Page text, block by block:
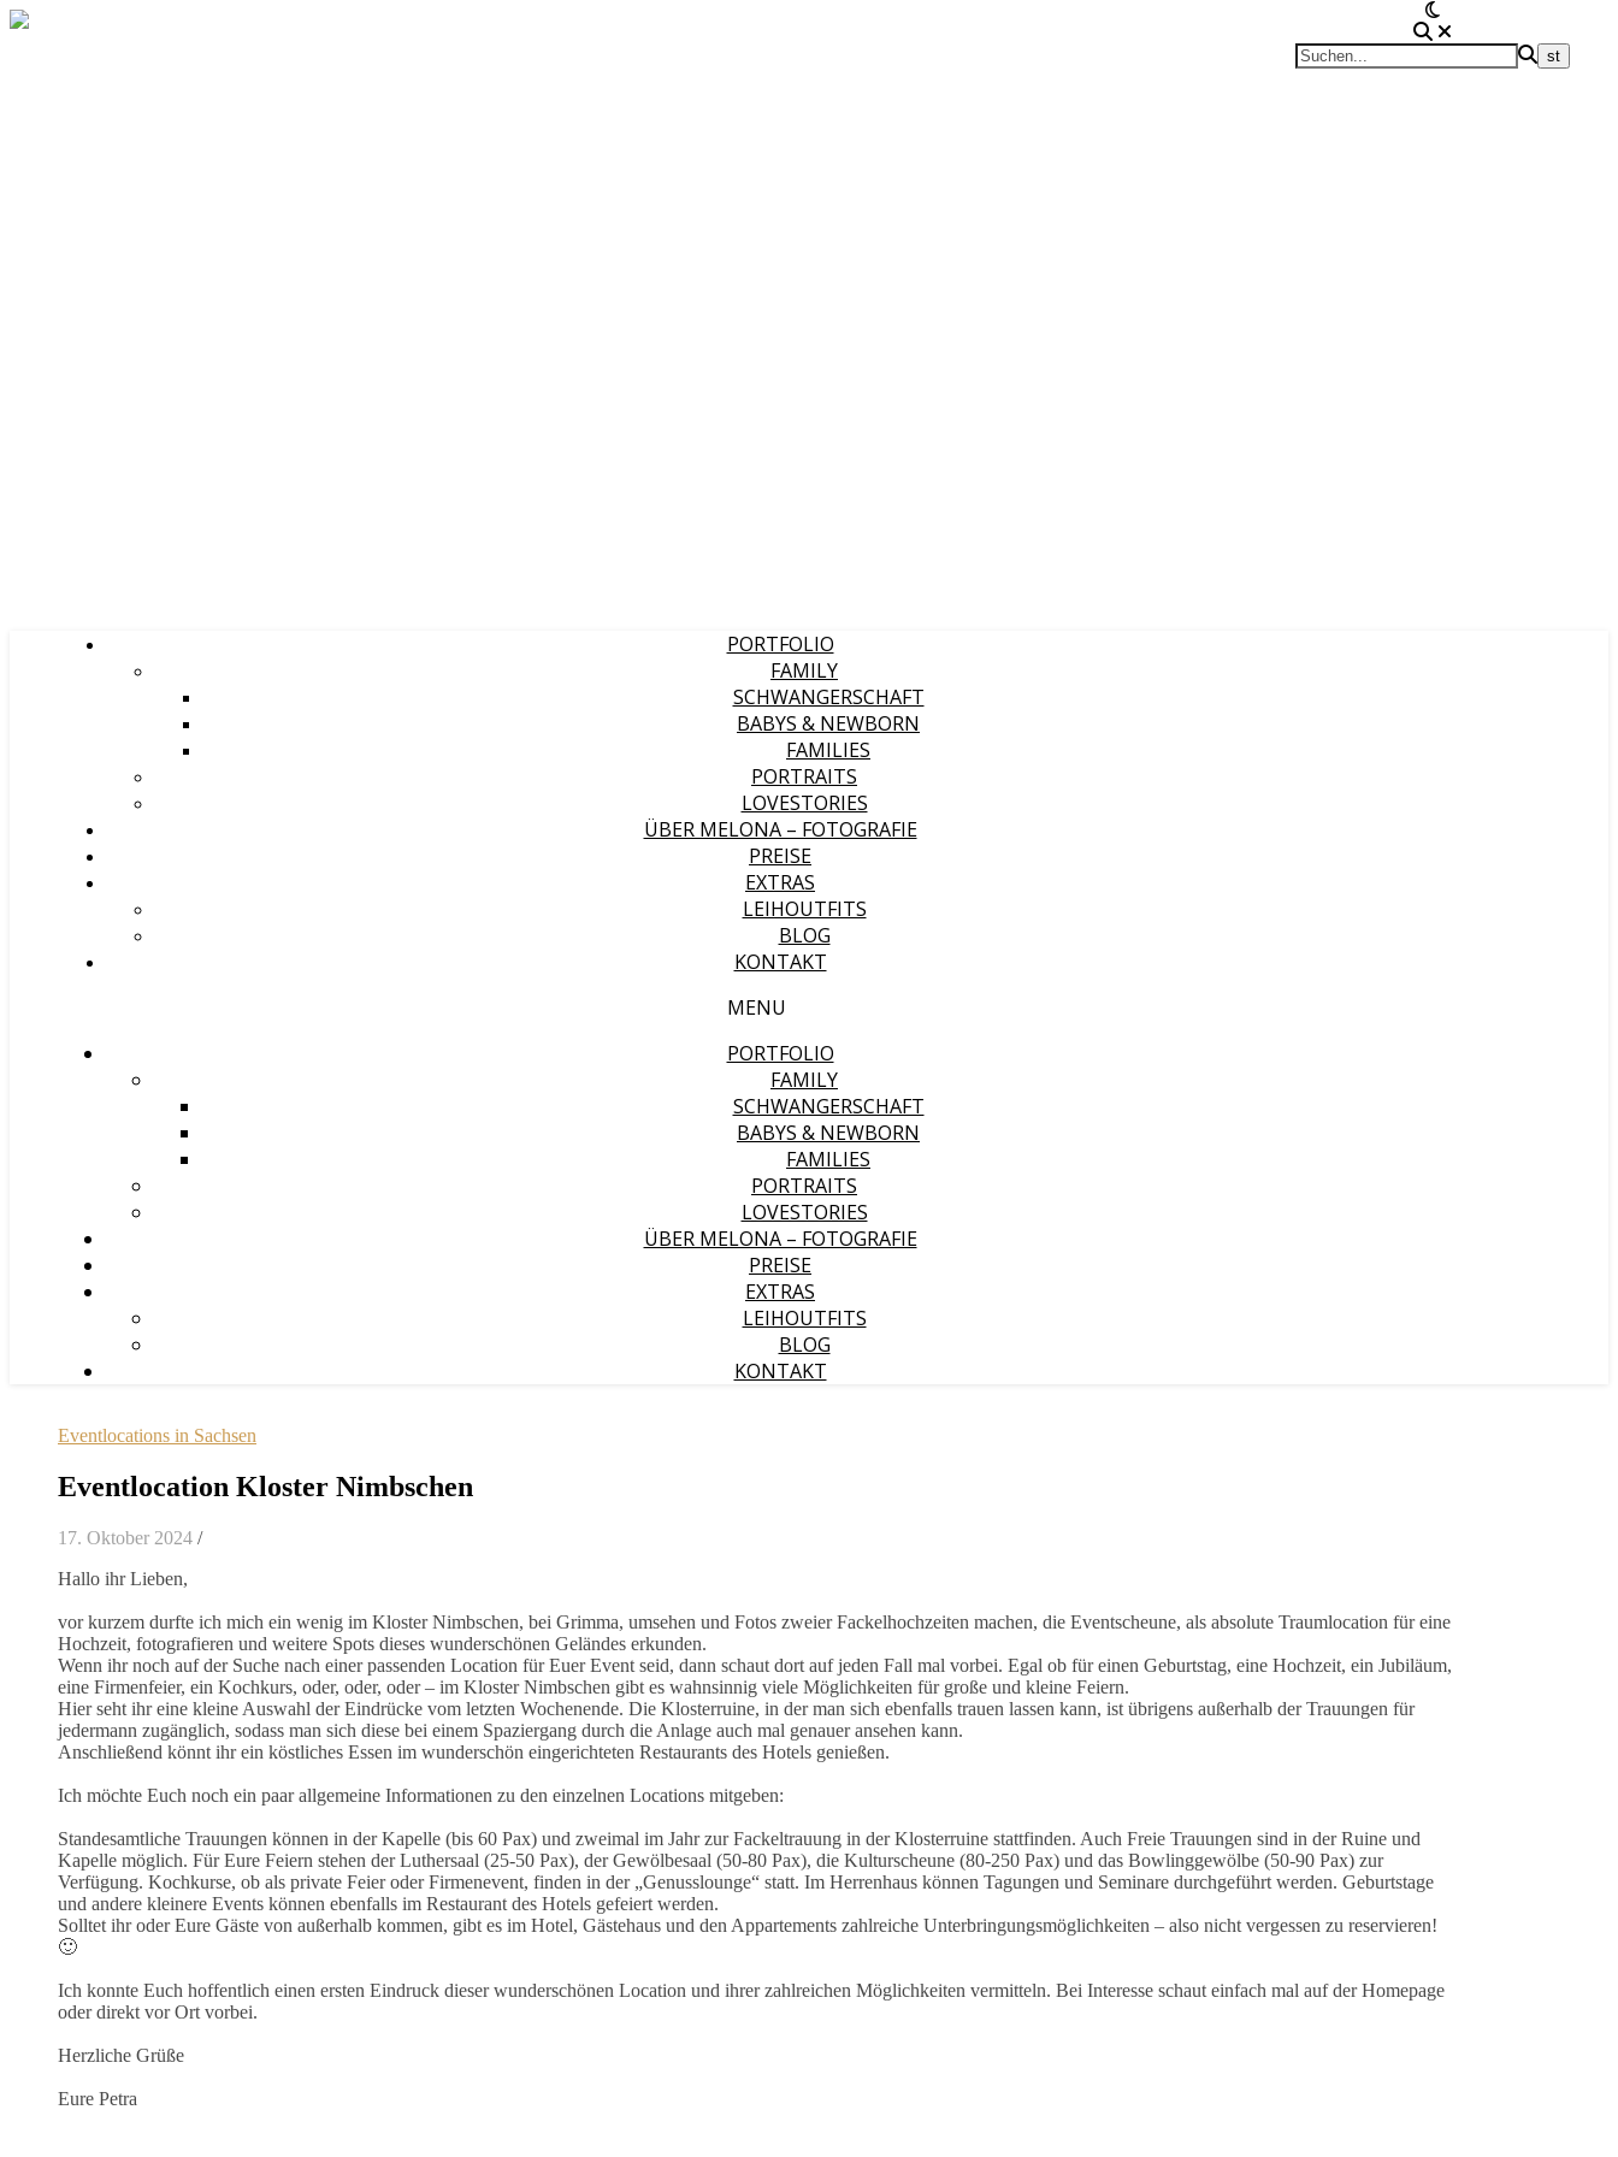
PORTFOLIO
FAMILY
SCHWANGERSCHAFT
BABYS & NEWBORN
FAMILIES
PORTRAITS
LOVESTORIES
ÜBER MELONA – FOTOGRAFIE
PREISE
EXTRAS
LEIHOUTFITS
BLOG
KONTAKT
MENU
PORTFOLIO
FAMILY
SCHWANGERSCHAFT
BABYS & NEWBORN
FAMILIES
PORTRAITS
LOVESTORIES
ÜBER MELONA – FOTOGRAFIE
PREISE
EXTRAS
LEIHOUTFITS
BLOG
KONTAKT
Eventlocations in Sachsen
Eventlocation Kloster Nimbschen
17. Oktober 2024 /
Hallo ihr Lieben,
vor kurzem durfte ich mich ein wenig im Kloster Nimbschen, bei Grimma, umsehen und Fotos zweier Fackelhochzeiten machen, die Eventscheune, als absolute Traumlocation für eine
Hochzeit, fotografieren und weitere Spots dieses wunderschönen Geländes erkunden.
Wenn ihr noch auf der Suche nach einer passenden Location für Euer Event seid, dann schaut dort auf jeden Fall mal vorbei. Egal ob für einen Geburtstag, eine Hochzeit, ein Jubiläum,
eine Firmenfeier, ein Kochkurs, oder, oder, oder – im Kloster Nimbschen gibt es wahnsinnig viele Möglichkeiten für große und kleine Feiern.
Hier seht ihr eine kleine Auswahl der Eindrücke vom letzten Wochenende. Die Klosterruine, in der man sich ebenfalls trauen lassen kann, ist übrigens außerhalb der Trauungen für
jedermann zugänglich, sodass man sich diese bei einem Spaziergang durch die Anlage auch mal genauer ansehen kann.
Anschließend könnt ihr ein köstliches Essen im wunderschön eingerichteten Restaurants des Hotels genießen.
Ich möchte Euch noch ein paar allgemeine Informationen zu den einzelnen Locations mitgeben:
Standesamtliche Trauungen können in der Kapelle (bis 60 Pax) und zweimal im Jahr zur Fackeltrauung in der Klosterruine stattfinden. Auch Freie Trauungen sind in der Ruine und
Kapelle möglich. Für Eure Feiern stehen der Luthersaal (25-50 Pax), der Gewölbesaal (50-80 Pax), die Kulturscheune (80-250 Pax) und das Bowlinggewölbe (50-90 Pax) zur
Verfügung. Kochkurse, ob als private Feier oder Firmenevent, finden in der „Genusslounge“ statt. Im Herrenhaus können Tagungen und Seminare durchgeführt werden. Geburtstage
und andere kleinere Events können ebenfalls im Restaurant des Hotels gefeiert werden.
Solltet ihr oder Eure Gäste von außerhalb kommen, gibt es im Hotel, Gästehaus und den Appartements zahlreiche Unterbringungsmöglichkeiten – also nicht vergessen zu reservieren!
🙂
Ich konnte Euch hoffentlich einen ersten Eindruck dieser wunderschönen Location und ihrer zahlreichen Möglichkeiten vermitteln. Bei Interesse schaut einfach mal auf der Homepage
oder direkt vor Ort vorbei.
Herzliche Grüße
Eure Petra